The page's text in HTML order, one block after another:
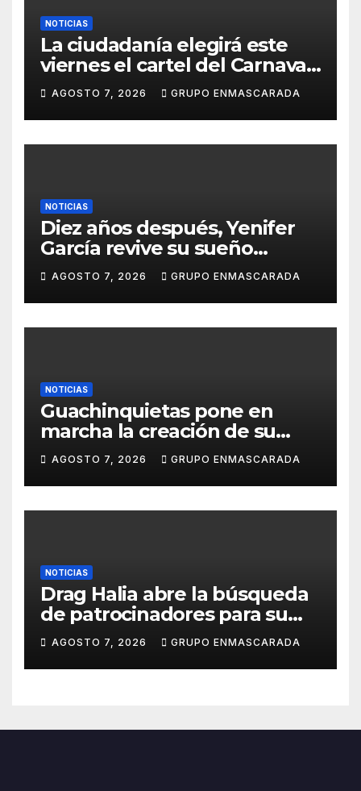
NOTICIAS
La ciudadanía elegirá este
viernes el cartel del Carnaval
de Las Palmas de Gran
Canaria 2027 en una gala
retransmitida por Televisión
Canaria
AGOSTO 7, 2026 GRUPO ENMASCARADA
NOTICIAS
Diez años después, Yenifer
García revive su sueño
carnavalero en el vídeo de
presentación de San Juan de
la Rambla para el Grand Prix
AGOSTO 7, 2026 GRUPO ENMASCARADA
NOTICIAS
Guachinquietas pone en
marcha la creación de su
repertorio para el Carnaval
2027
AGOSTO 7, 2026 GRUPO ENMASCARADA
NOTICIAS
Drag Halia abre la búsqueda
de patrocinadores para su
participación en el Carnaval
de Las Palmas de Gran
Canaria 2027
AGOSTO 7, 2026 GRUPO ENMASCARADA